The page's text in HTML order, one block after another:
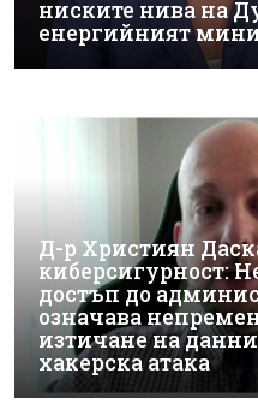
ниските нива на
енергийният
Д-р Християн
киберсигурност:
достъп до
означава
изтичане на
хакерска атака